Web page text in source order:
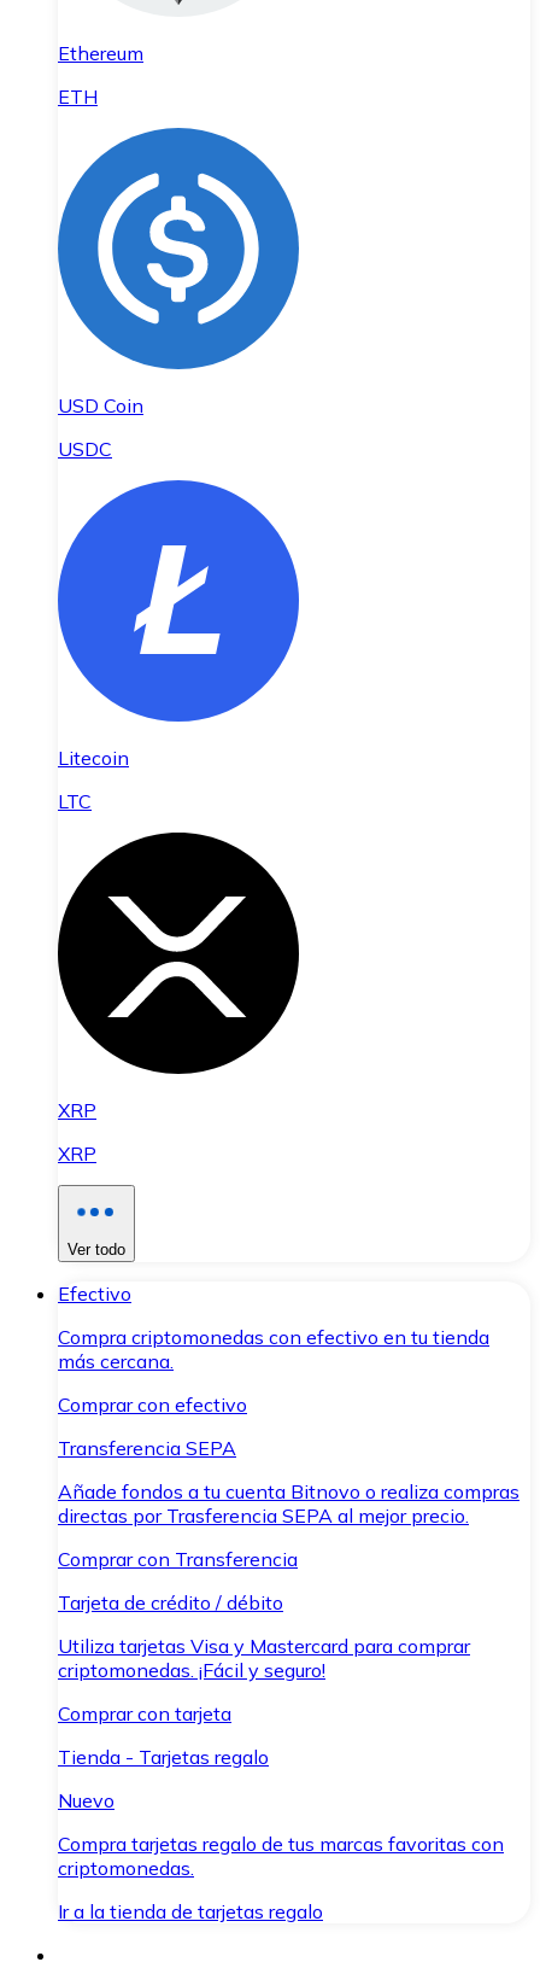
Ethereum
ETH
USD Coin
USDC
Litecoin
LTC
XRP
XRP
Ver todo
Efectivo
Compra criptomonedas con efectivo en tu tienda
más cercana.
Comprar con efectivo
Transferencia SEPA
Añade fondos a tu cuenta Bitnovo o realiza compras
directas por Trasferencia SEPA al mejor precio.
Comprar con Transferencia
Tarjeta de crédito / débito
Utiliza tarjetas Visa y Mastercard para comprar
criptomonedas. ¡Fácil y seguro!
Comprar con tarjeta
Tienda - Tarjetas regalo
Nuevo
Compra tarjetas regalo de tus marcas favoritas con
criptomonedas.
Ir a la tienda de tarjetas regalo